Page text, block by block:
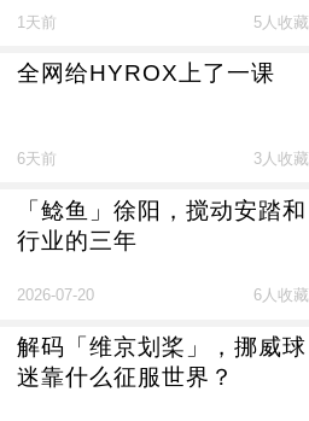
1天前 5人收藏
全网给HYROX上了一课
6天前 3人收藏
「鲶鱼」徐阳，搅动安踏和
行业的三年
2026-07-20 6人收藏
解码「维京划桨」，挪威球
迷靠什么征服世界？